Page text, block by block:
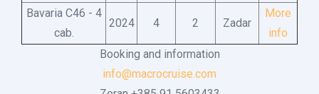
Bavaria C46 - 4
cab.
2024 4 2 Zadar
More
info
Booking and information
info@macrocruise.com